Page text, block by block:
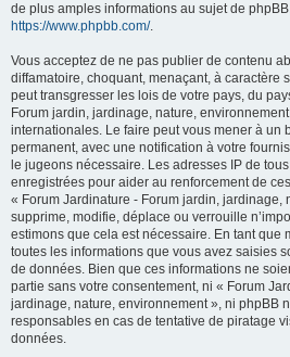
de plus amples informations au sujet de
https://www.phpbb.com/.
Vous acceptez de ne pas publier de contenu
diffamatoire, choquant, menaçant, à caractère
peut transgresser les lois de votre pays, du
Forum jardin, jardinage, nature,
internationales. Le faire peut vous mener à un
permanent, avec une notification à votre
le jugeons nécessaire. Les adresses IP de
enregistrées pour aider au renforcement de
« Forum Jardinature - Forum jardin, jardinage,
supprime, modifie, déplace ou verrouille
estimons que cela est nécessaire. En tant que
toutes les informations que vous avez saisies
de données. Bien que ces informations ne
partie sans votre consentement, ni « Forum
jardinage, nature, environnement », ni phpBB
responsables en cas de tentative de piratage
données.